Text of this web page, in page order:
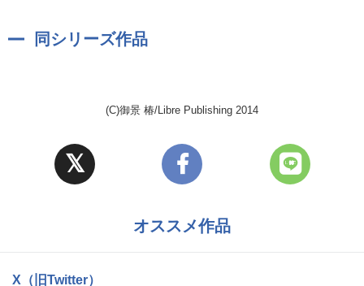
同シリーズ作品
(C)御景 椿/Libre Publishing 2014
オススメ作品
X（旧Twitter）